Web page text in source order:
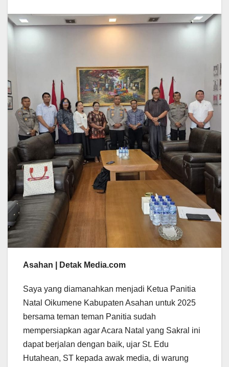
Asahan | Detak Media.com
Saya yang diamanahkan menjadi Ketua Panitia
Natal Oikumene Kabupaten Asahan untuk 2025
bersama teman teman Panitia sudah
mempersiapkan agar Acara Natal yang Sakral ini
dapat berjalan dengan baik, ujar St. Edu
Hutahean, ST kepada awak media, di warung